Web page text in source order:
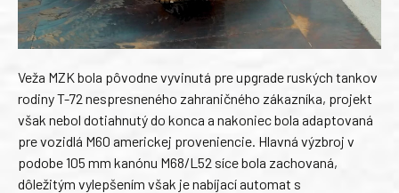
Veža MZK bola pôvodne vyvinutá pre upgrade ruských tankov
rodiny T-72 nespresneného zahraničného zákazníka, projekt
však nebol dotiahnutý do konca a nakoniec bola adaptovaná
pre vozidlá M60 americkej proveniencie. Hlavná výzbroj v
podobe 105 mm kanónu M68/L52 síce bola zachovaná,
dôležitým vylepšením však je nabíjací automat s